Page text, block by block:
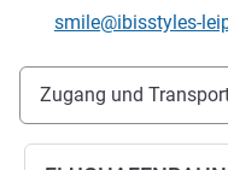
Kontakt-E-Mail
smile@ibisstyles-
Erreichbarkeit und
Zugang und